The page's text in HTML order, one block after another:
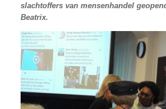
slachtoffers van mensenhandel
Beatrix.